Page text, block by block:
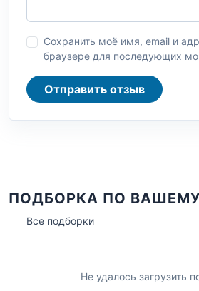
Сохранить моё имя, email и
браузере для последующих
Отправить отзыв
ПОДБОРКА ПО
Все подборки
Не удалось загрузить